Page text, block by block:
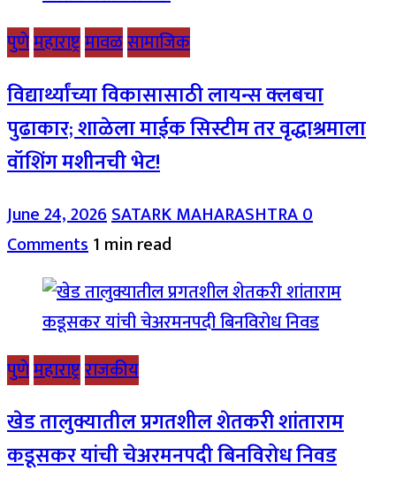
पुणेमहाराष्ट्रमावळसामाजिक
विद्यार्थ्यांच्या विकासासाठी लायन्स क्लबचा
पुढाकार; शाळेला माईक सिस्टीम तर वृद्धाश्रमाला
वॉशिंग मशीनची भेट!
June 24, 2026SATARK MAHARASHTRA0
Comments1 min read
पुणेमहाराष्ट्रराजकीय
खेड तालुक्यातील प्रगतशील शेतकरी शांताराम
कडूसकर यांची चेअरमनपदी बिनविरोध निवड